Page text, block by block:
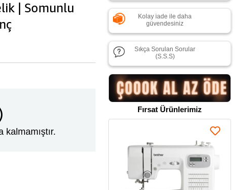
| Somunlu
kalmamıştır.
Kolay iade ile daha
güvendesiniz
Sıkça Sorulan Sorular
(S.S.S)
Fırsat Ürünlerimiz